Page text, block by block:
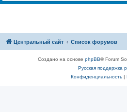
Центральный сайт Список форумов
Создано на основе phpBB® Forum
Русская поддержка
Конфиденциальность|